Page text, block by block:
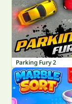
Parking Fury 2